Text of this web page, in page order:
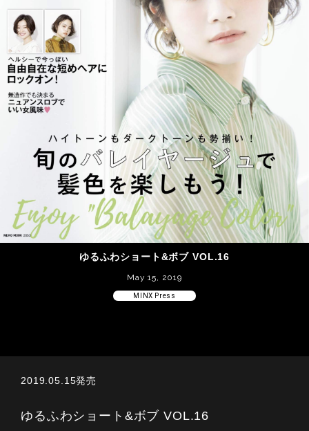
ゆるふわショート&ボブ VOL.16
May 15, 2019
MINX Press
2019.05.15発売
ゆるふわショート&ボブ VOL.16